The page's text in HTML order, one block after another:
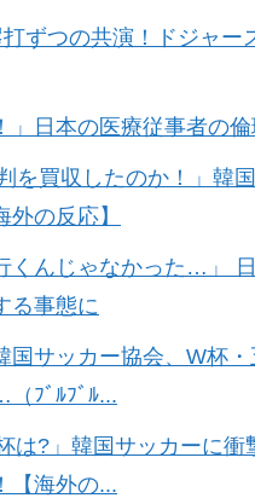
ずつの共演！ドジャ
」日本の医療従事者の
を買収したのか！」韓
の反応】
くんじゃなかった…」
る事態に
国サッカー協会、W杯
ﾌﾞﾙﾌﾞﾙ...
は?」韓国サッカーに
【海外の...